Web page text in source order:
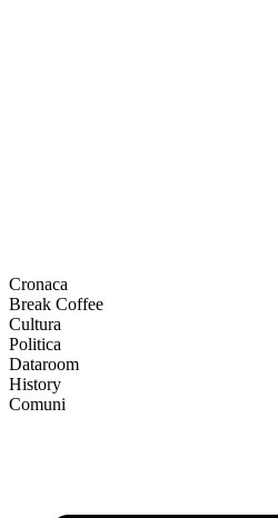
Cronaca
Break Coffee
Cultura
Politica
Dataroom
History
Comuni